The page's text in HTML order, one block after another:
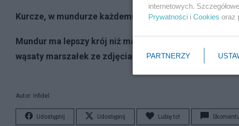
Kurcze, w mundurze każdemu jest do twarzy!
Mundur ma lepszy krój niż marynarki, które nosi
wąsaty marszałek ze zdjęcia po prawej
Autor: Infidel.
Udostępnij Udostępnij Lubię to!
internetowych.
Prywatności i Cookies oraz
PARTNERZY